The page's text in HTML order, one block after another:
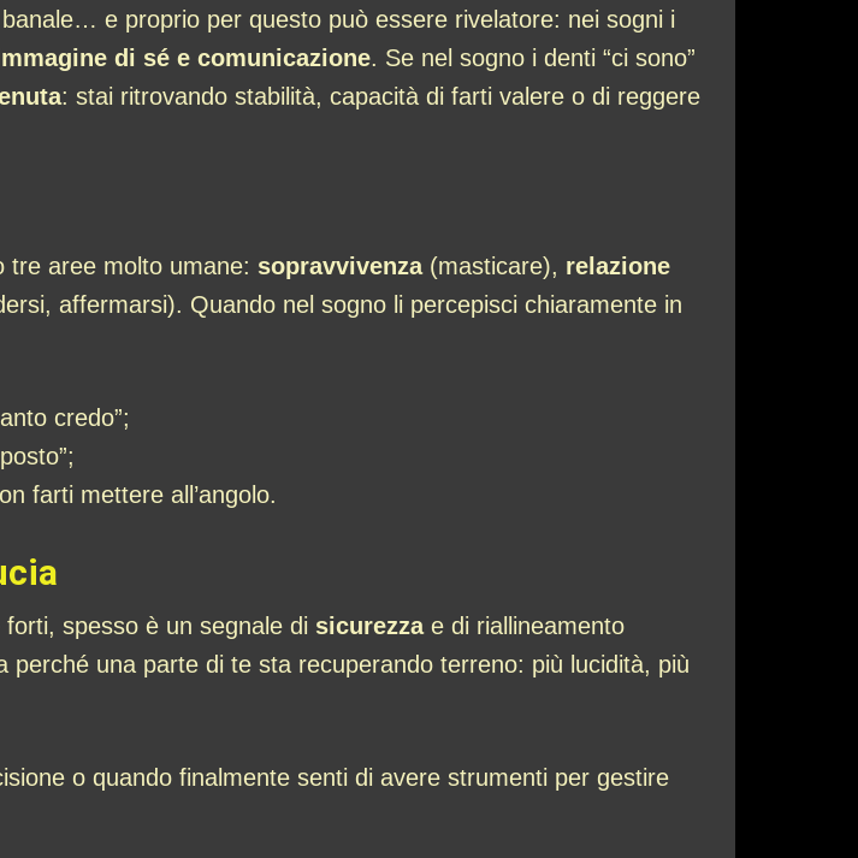
e proprio per questo può essere rivelatore: nei sogni i
di sé e comunicazione. Se nel sogno i denti “ci sono”
: stai ritrovando stabilità, capacità di farti valere o di reggere
tre aree molto umane: sopravvivenza(masticare), relazione
affermarsi). Quando nel sogno li percepisci chiaramente in
credo”;
farti mettere all’angolo.
spesso è un segnale di sicurezzae di riallineamento
perché una parte di te sta recuperando terreno: più lucidità, più
o quando finalmente senti di avere strumenti per gestire